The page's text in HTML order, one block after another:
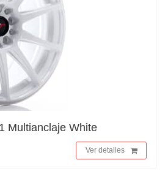
Multianclaje White
Ver detalles